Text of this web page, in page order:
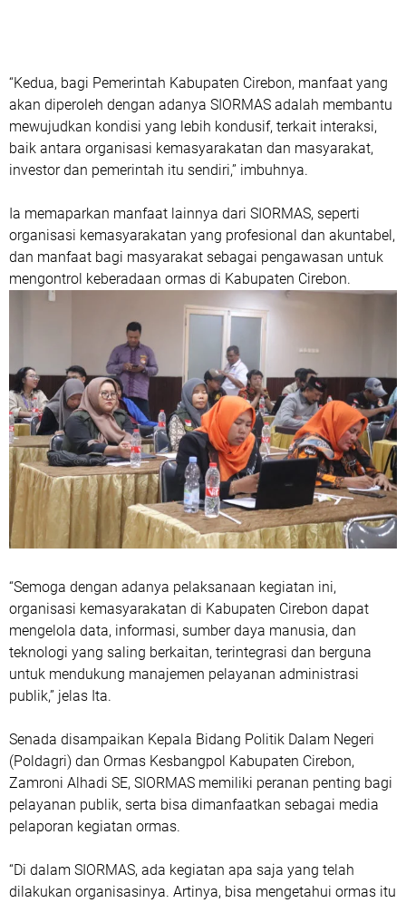
“Kedua, bagi Pemerintah Kabupaten Cirebon, manfaat yang
akan diperoleh dengan adanya SIORMAS adalah membantu
mewujudkan kondisi yang lebih kondusif, terkait interaksi,
baik antara organisasi kemasyarakatan dan masyarakat,
investor dan pemerintah itu sendiri,” imbuhnya.
Ia memaparkan manfaat lainnya dari SIORMAS, seperti
organisasi kemasyarakatan yang profesional dan akuntabel,
dan manfaat bagi masyarakat sebagai pengawasan untuk
mengontrol keberadaan ormas di Kabupaten Cirebon.
“Semoga dengan adanya pelaksanaan kegiatan ini,
organisasi kemasyarakatan di Kabupaten Cirebon dapat
mengelola data, informasi, sumber daya manusia, dan
teknologi yang saling berkaitan, terintegrasi dan berguna
untuk mendukung manajemen pelayanan administrasi
publik,” jelas Ita.
Senada disampaikan Kepala Bidang Politik Dalam Negeri
(Poldagri) dan Ormas Kesbangpol Kabupaten Cirebon,
Zamroni Alhadi SE, SIORMAS memiliki peranan penting bagi
pelayanan publik, serta bisa dimanfaatkan sebagai media
pelaporan kegiatan ormas.
“Di dalam SIORMAS, ada kegiatan apa saja yang telah
dilakukan organisasinya. Artinya, bisa mengetahui ormas itu